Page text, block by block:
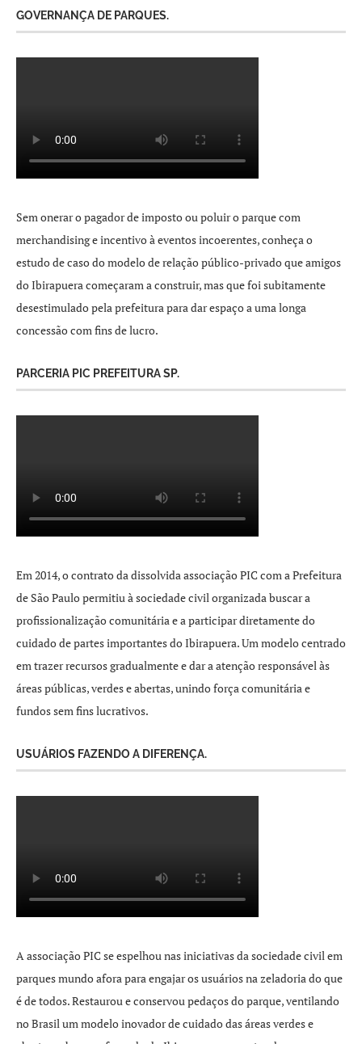
GOVERNANÇA DE PARQUES.
Sem onerar o pagador de imposto ou poluir o parque com
merchandising e incentivo à eventos incoerentes, conheça o
estudo de caso do modelo de relação público-privado que amigos
do Ibirapuera começaram a construir, mas que foi subitamente
desestimulado pela prefeitura para dar espaço a uma longa
concessão com fins de lucro.
PARCERIA PIC PREFEITURA SP.
Em 2014, o contrato da dissolvida associação PIC com a Prefeitura
de São Paulo permitiu à sociedade civil organizada buscar a
profissionalização comunitária e a participar diretamente do
cuidado de partes importantes do Ibirapuera. Um modelo centrado
em trazer recursos gradualmente e dar a atenção responsável às
áreas públicas, verdes e abertas, unindo força comunitária e
fundos sem fins lucrativos.
USUÁRIOS FAZENDO A DIFERENÇA.
A associação PIC se espelhou nas iniciativas da sociedade civil em
parques mundo afora para engajar os usuários na zeladoria do que
é de todos. Restaurou e conservou pedaços do parque, ventilando
no Brasil um modelo inovador de cuidado das áreas verdes e